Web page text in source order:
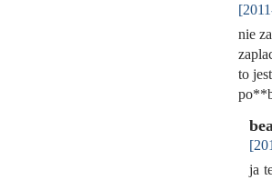
nie
to
ja